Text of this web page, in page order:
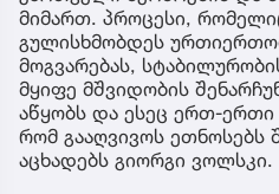
მიმართ. პროცესი,
გულისხმობდეს
მოგვარებას,
მყიფე მშვიდობის
აწყობს და ესეც ერთ-ერთი
რომ გააღვივოს
აცხადებს გიორგი ვოლსკი.